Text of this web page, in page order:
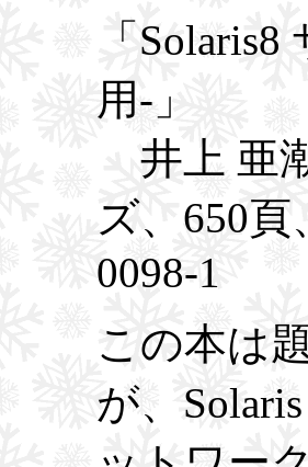
「
用-」
井上 亜
ズ、650
0098-1
この本は
が、